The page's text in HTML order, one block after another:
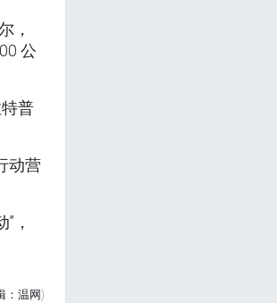
，
公
普
动营
，
：温网)